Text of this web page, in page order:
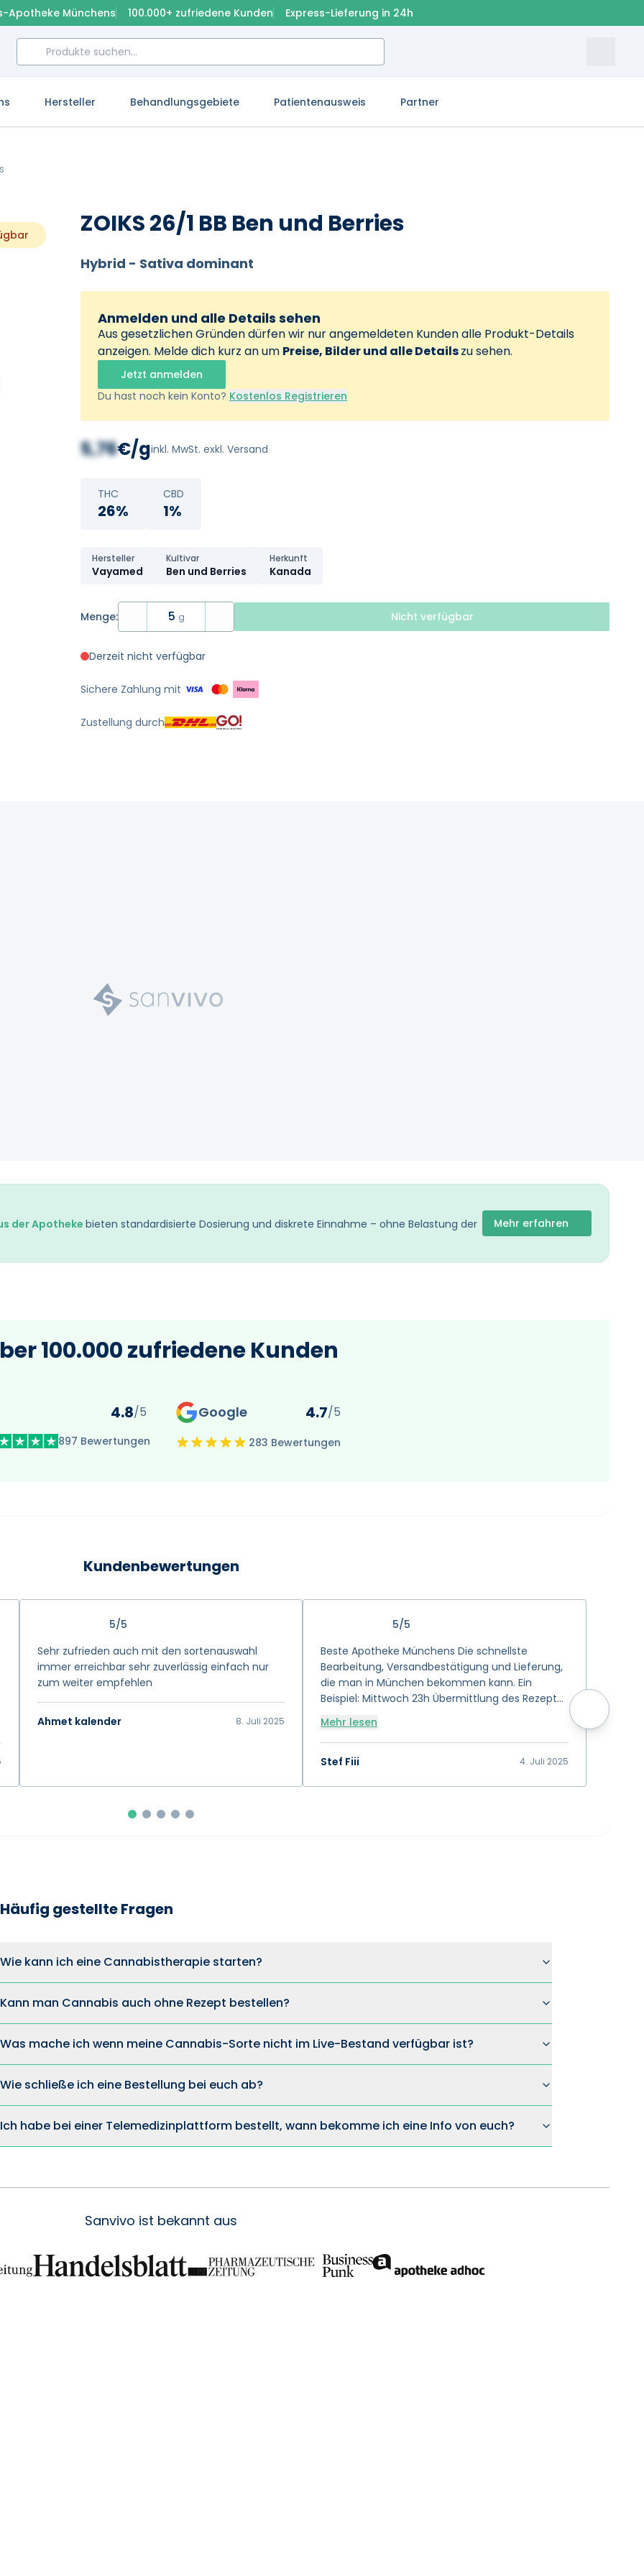
Apotheke Münchens 100.000+ zufriedene Kunden Express-Lieferung in 24h
Hersteller Behandlungsgebiete Patientenausweis Partner
ZOIKS 26/1 BB Ben und Berries
Hybrid - Sativa dominant
Anmelden und alle Details sehen
Aus gesetzlichen Gründen dürfen wir nur angemeldeten Kunden alle Produkt-Details
anzeigen. Melde dich kurz an um Preise, Bilder und alle Detailszu sehen.
Jetzt anmelden
Du hast noch kein Konto? Kostenlos Registrieren
5,76€/ginkl. MwSt. exkl. Versand
THC
26%
CBD
1%
Hersteller
Vayamed
Kultivar
Ben und Berries
Herkunft
Kanada
Menge: 5 g Nicht verfügbar
Derzeit nicht verfügbar
Sichere Zahlung mit
Zustellung durch
der Apotheke bieten standardisierte Dosierung und diskrete Einnahme – ohne Belastung der Mehr erfahren
100.000 zufriedene Kunden
4.8/5
897 Bewertungen
Google 4.7/5
283 Bewertungen
Kundenbewertungen
5/5
Sehr zufrieden auch mit den sortenauswahl
immer erreichbar sehr zuverlässig einfach nur
zum weiter empfehlen
Ahmet kalender 8. Juli 2025
5/5
Beste Apotheke Münchens Die schnellste
Bearbeitung, Versandbestätigung und Lieferung,
die man in München bekommen kann. Ein
Beispiel: Mittwoch 23h Übermittlung des Rezepts
> Donnerstag 8h Email Bezahl-Link erhalten und
direkt bezahlt > Versandbestätigung Donnerstag,
selber Tag, 11h > Lieferung Freitag 11h mit der
Postbotin 😊 🌟 🌟 🌟 🌟 🌟 🌟 🌟 🌟 🌟 🌟 10 von
Mehr lesen
Stef Fiii 4. Juli 2025
Danke
Mehr
Häufig gestellte Fragen
Wie kann ich eine Cannabistherapie starten?
Kann man Cannabis auch ohne Rezept bestellen?
Was mache ich wenn meine Cannabis-Sorte nicht im Live-Bestand verfügbar ist?
Wie schließe ich eine Bestellung bei euch ab?
Ich habe bei einer Telemedizinplattform bestellt, wann bekomme ich eine Info von euch?
Sanvivo ist bekannt aus